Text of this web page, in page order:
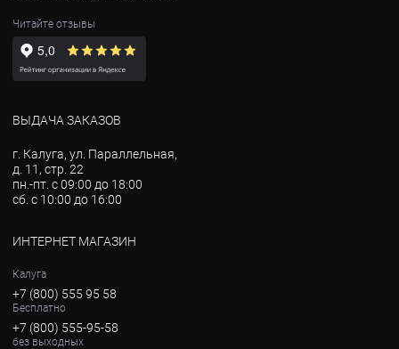
Читайте отзывы
ВЫДАЧА ЗАКАЗОВ
г. Калуга, ул. Параллельная,
д. 11, стр. 22
пн.-пт. с 09:00 до 18:00
сб. с 10:00 до 16:00
ИНТЕРНЕТ МАГАЗИН
Калуга
+7 (800) 555 95 58
Бесплатно
+7 (800) 555-95-58
без выходных